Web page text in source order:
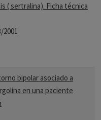
( sertralina). Ficha técnica
2001
bipolar asociado a
en una paciente